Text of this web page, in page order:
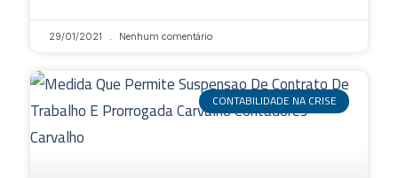
29/01/2021 Nenhum comentário
CONTABILIDADE NA CRISE